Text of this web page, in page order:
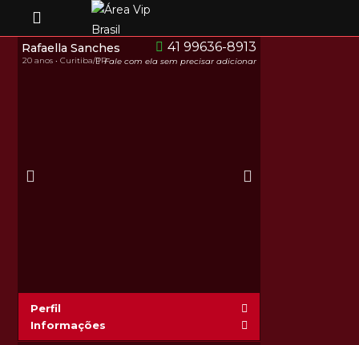
41 99636-8913
Fale com ela sem precisar adicionar
Rafaella Sanches
20 anos • Curitiba/PR
Perfil
Informações